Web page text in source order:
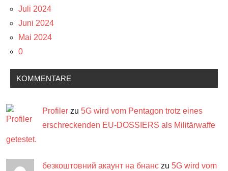
Juli 2024
Juni 2024
Mai 2024
0
KOMMENTARE
Profiler zu 5G wird vom Pentagon trotz eines
erschreckenden EU-DOSSIERS als Militärwaffe
getestet.
безкоштовний акаунт на бнанс zu 5G wird vom